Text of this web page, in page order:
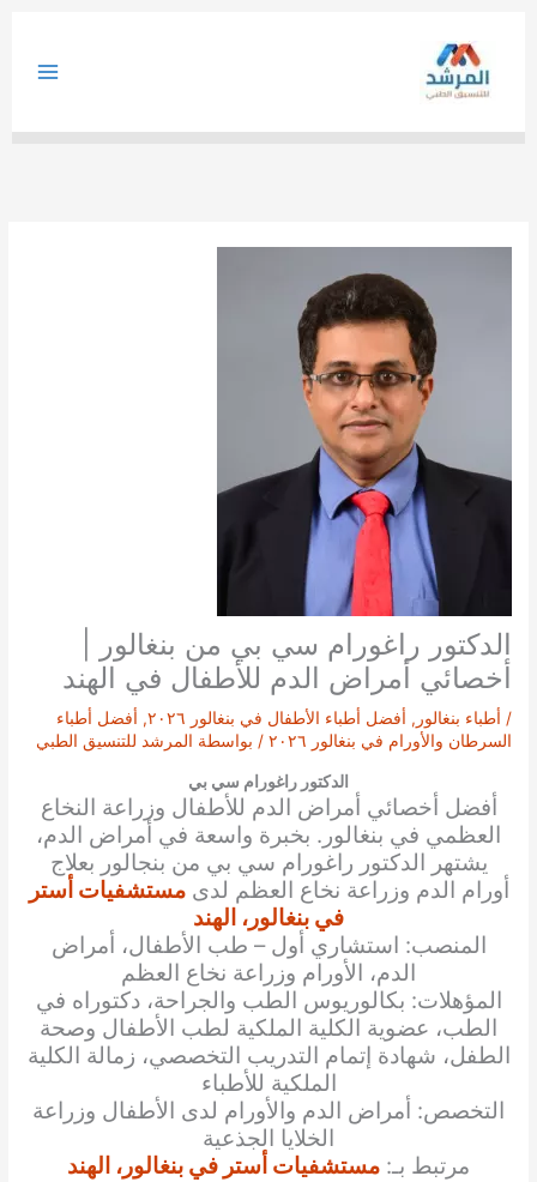
الدكتور راغورام سي بي من بنغالور |
أخصائي أمراض الدم للأطفال في الهند
/ أطباء بنغالور , أفضل أطباء الأطفال في بنغالور ٢٠٢٦ , أفضل أطباء
السرطان والأورام في بنغالور ٢٠٢٦
/ بواسطة المرشد للتنسيق الطبي
الدكتور راغورام سي بي
أفضل أخصائي أمراض الدم للأطفال وزراعة النخاع
العظمي في بنغالور. بخبرة واسعة في أمراض الدم،
يشتهر الدكتور راغورام سي بي من بنجالور بعلاج
أورام الدم وزراعة نخاع العظم لدى مستشفيات أستر
في بنغالور، الهند
المنصب: استشاري أول – طب الأطفال، أمراض
الدم، الأورام وزراعة نخاع العظم
المؤهلات: بكالوريوس الطب والجراحة، دكتوراه في
الطب، عضوية الكلية الملكية لطب الأطفال وصحة
الطفل، شهادة إتمام التدريب التخصصي، زمالة الكلية
الملكية للأطباء
التخصص: أمراض الدم والأورام لدى الأطفال وزراعة
الخلايا الجذعية
مرتبط بـ: مستشفيات أستر في بنغالور، الهند